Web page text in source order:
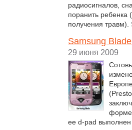
радиосигналов,
поранить ребенка
получения травм).
Samsung
29 июня 2009
форме
ее d-pad